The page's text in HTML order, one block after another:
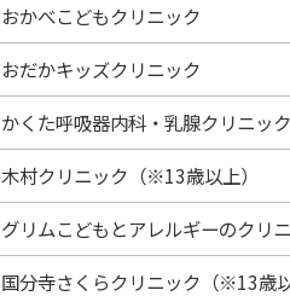
おかべこどもクリニック
おだかキッズクリニック
かくた呼吸器内科・乳腺クリニッ
木村クリニック（※13歳以上）
グリムこどもとアレルギーのクリ
国分寺さくらクリニック（※13歳以